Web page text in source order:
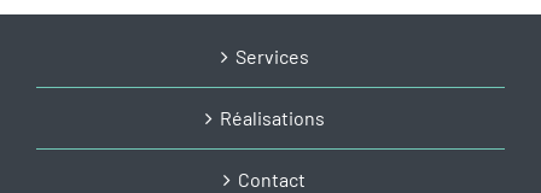
Services
Réalisations
Contact